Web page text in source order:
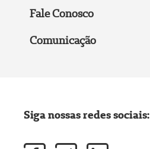
Fale Conosco
Comunicação
Siga nossas redes sociais: